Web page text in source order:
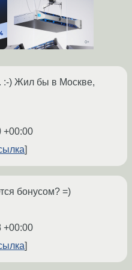
:-) Жил бы в Москве,
+00:00
бонусом? =)
+00:00